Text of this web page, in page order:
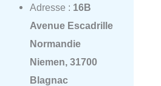
Adresse : 16B
Avenue Escadrille
Normandie
Niemen, 31700
Blagnac